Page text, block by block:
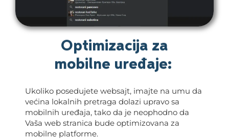
Optimizacija za
mobilne uređaje:
Ukoliko posedujete websajt, imajte na umu da
većina lokalnih pretraga dolazi upravo sa
mobilnih uređaja, tako da je neophodno da
Vaša web stranica bude optimizovana za
mobilne platforme.